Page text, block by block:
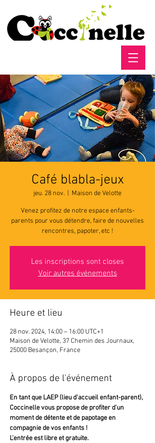
Café blabla-jeux
jeu. 28 nov. Maison de Velotte
Venez profitez de notre espace enfants-
parents pour vous détendre, faire de nouvelles
rencontres, papoter, etc !
Les inscriptions sont closes
Voir autres événements
Heure et lieu
28 nov. 2024, 14:00 – 16:00 UTC+1
Maison de Velotte, 37 Chemin des Journaux,
25000 Besançon, France
À propos de l'événement
En tant que LAEP (lieu d’accueil enfant-parent),
Coccinelle vous propose de profiter d'un
moment de détente et de papotage en
compagnie de vos enfants !
L’entrée est libre et gratuite.